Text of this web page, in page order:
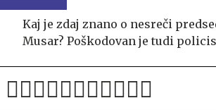
Kaj je zdaj znano o nesreči
Musar? Poškodovan je tudi